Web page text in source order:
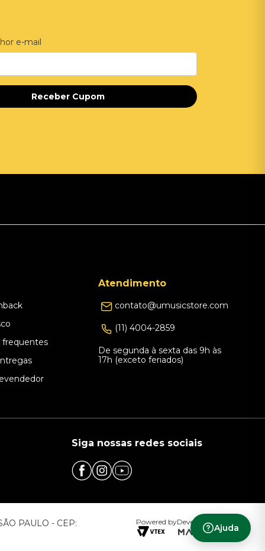
Ajuda
e-mail
Receber Cupom
frequentes
Atendimento
contato@umusicstore.com
(11) 4004-2859
De segunda à sexta das 9h às
17h (exceto feriados)
Siga nossas redes sociais
PAULO - CEP:
Powered byDeveloped by